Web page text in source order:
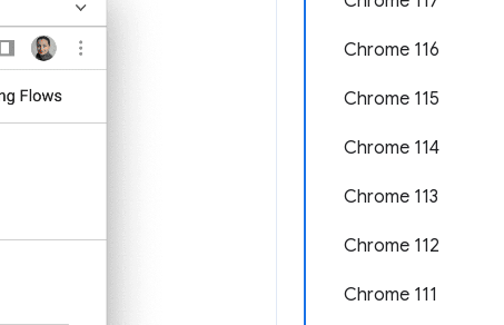
Chrome 116
Chrome 115
Chrome 114
Chrome 113
Chrome 112
Chrome 111